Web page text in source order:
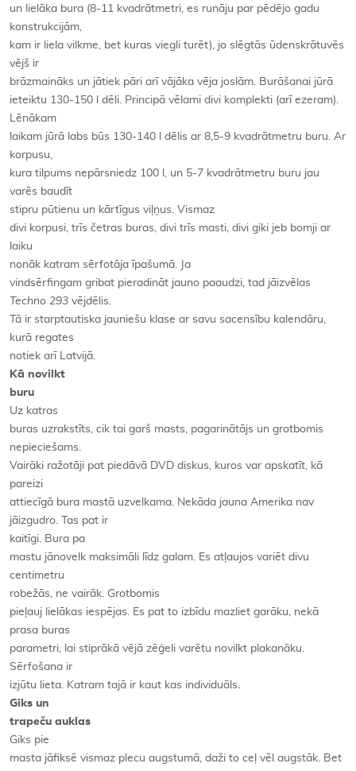
un lielāka bura (8-11 kvadrātmetri, es runāju par pēdējo gadu
konstrukcijām,
kam ir liela vilkme, bet kuras viegli turēt), jo slēgtās ūdenskrātuvēs
vējš ir
brāzmaināks un jātiek pāri arī vājāka vēja joslām. Burāšanai jūrā
ieteiktu 130-150 l dēli. Principā vēlami divi komplekti (arī ezeram).
Lēnākam
laikam jūrā labs būs 130-140 l dēlis ar 8,5-9 kvadrātmetru buru. Ar
korpusu,
kura tilpums nepārsniedz 100 l, un 5-7 kvadrātmetru buru jau
varēs baudīt
stipru pūtienu un kārtīgus viļņus. Vismaz
divi korpusi, trīs četras buras, divi trīs masti, divi giki jeb bomji ar
laiku
nonāk katram sērfotāja īpašumā. Ja
vindsērfingam gribat pieradināt jauno paaudzi, tad jāizvēlas
Techno 293 vējdēlis.
Tā ir starptautiska jauniešu klase ar savu sacensību kalendāru,
kurā regates
notiek arī Latvijā.
Kā novilkt
buru
Uz katras
buras uzrakstīts, cik tai garš masts, pagarinātājs un grotbomis
nepieciešams.
Vairāki ražotāji pat piedāvā DVD diskus, kuros var apskatīt, kā
pareizi
attiecīgā bura mastā uzvelkama. Nekāda jauna Amerika nav
jāizgudro. Tas pat ir
kaitīgi. Bura pa
mastu jānovelk maksimāli līdz galam. Es atļaujos variēt divu
centimetru
robežās, ne vairāk. Grotbomis
pieļauj lielākas iespējas. Es pat to izbīdu mazliet garāku, nekā
prasa buras
parametri, lai stiprākā vējā zēģeli varētu novilkt plakanāku.
Sērfošana ir
izjūtu lieta. Katram tajā ir kaut kas individuāls.
Giks un
trapeču auklas
Giks pie
masta jāfiksē vismaz plecu augstumā, daži to ceļ vēl augstāk. Bet